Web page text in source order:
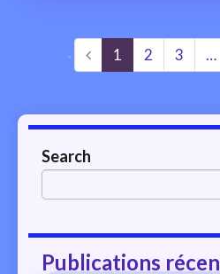
1 2 3 …
Search
Publications